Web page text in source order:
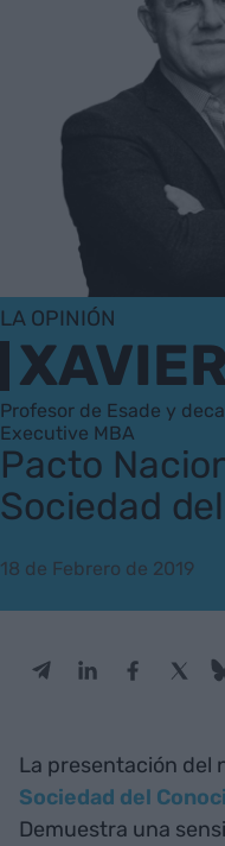
LA OPINIÓN
Profesor de Esade y
Executive MBA
Pacto
Sociedad
18 de Febrero de 2019
La presentación del
Sociedad del
Demuestra una